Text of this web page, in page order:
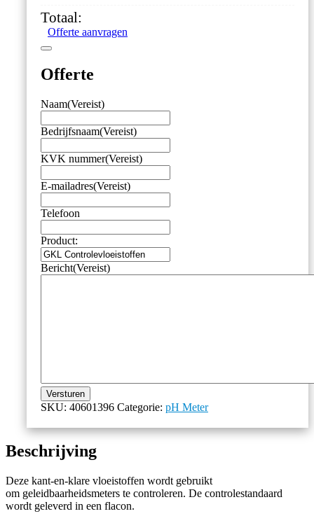
Totaal:
Offerte aanvragen
Offerte
Naam(Vereist)
Bedrijfsnaam(Vereist)
KVK nummer(Vereist)
E-mailadres(Vereist)
Telefoon
Product:
Bericht(Vereist)
Versturen
SKU: 40601396 Categorie: pH Meter
Beschrijving
Deze kant-en-klare vloeistoffen wordt gebruikt
om geleidbaarheidsmeters te controleren. De controlestandaard
wordt geleverd in een flacon.